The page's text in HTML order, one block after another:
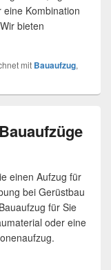
Kombination
bieten
mit Bauaufzug,
einen Aufzug für
bei Gerüstbau
für Sie
oder eine